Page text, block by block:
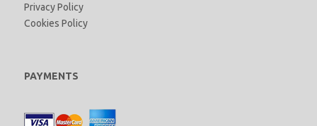
Privacy Policy
Cookies Policy
PAYMENTS